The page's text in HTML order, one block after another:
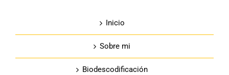
Inicio
Sobre mi
Biodescodificación